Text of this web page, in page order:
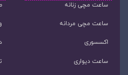
ساعت مچی زنانه
ساعت مچی مردانه
اکسسوری
ساعت دیواری